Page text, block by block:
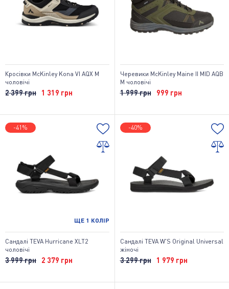
Кросівки McKinley Kona VI AQX M
чоловічі
2 399 грн 1 319 грн
Черевики McKinley Maine II MID AQB
M чоловічі
1 999 грн 999 грн
-41%
ЩЕ 1 КОЛІР
Сандалі TEVA Hurricane XLT2
чоловічі
3 999 грн 2 379 грн
-40%
Сандалі TEVA W'S Original Universal
жіночі
3 299 грн 1 979 грн